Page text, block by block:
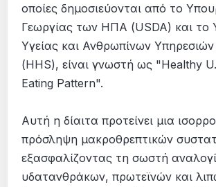
οποίες δημοσιεύονται από το
Γεωργίας των ΗΠΑ (USDA) και το
Υγείας και Ανθρωπίνων
(HHS), είναι γνωστή ως "Healthy
Eating Pattern".
Αυτή η δίαιτα προτείνει μια
πρόσληψη μακροθρεπτικών
εξασφαλίζοντας τη σωστή
υδατανθράκων, πρωτεϊνών και